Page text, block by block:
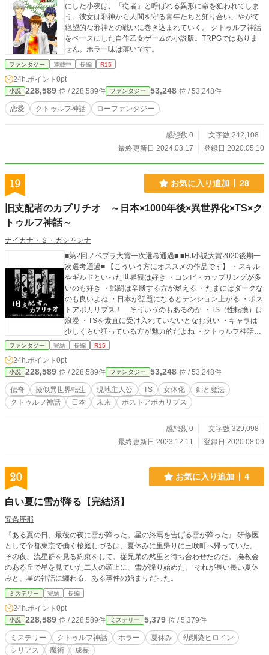
にした小夜は、「従者」と呼ばれる異形に命を狙われてしま
う。彼女は邪神から人間を守る青年たちと知り合い、やがて
絶望的な邪神との戦いに巻き込まれていく。 クトゥルフ神話
をベースにした自作乙女ゲームの小説版。TRPGではありま
せん。ホラー味は薄いです。
ファンタジー 連載中 長編 R15
24h.ポイント 0pt
小説 228,589 位 / 228,589件 ファンタジー 53,248 位 / 53,248件
恋愛 クトゥルフ神話 ローファンタジー
感想数 0
文字数 242,108
最終更新日 2024.03.17
登録日 2020.05.10
19 お気に入り追加 28
旧支配者のカプリチオ ～日本×1000年後×異世界化×TS×ク
トゥルフ神話～
ナイカナ・Ｓ・ガシャンナ
■第2回ノベプラ大賞一次選考通過■ ■HJ小説大賞2020後期一
次選考通過■ 【こういう方にオススメの作品です】 ・スキル
やギルドといった世界観は好き ・コンビ・カップリングが多
いのも好き ・戦闘は辛勝する方が燃える ・たまにはダークな
のも良いよね ・日本が話題になるとテンション上がる ・ポス
トアポカリプス！ そういうのもあるのか ・TS（性転換）は
浪漫 ・TSを素直に受け入れていないとなお良い ・キャラは
少しくらい狂っている方が魅力的だよね ・クトゥルフ神話に
興味がある 【以下ちょっとだけ真面目なあらすじ】 西暦二〇
た。 それから一〇〇〇年後、世界は剣と魔法の異世界と化し
ていた。 主人公は二十一世紀の人間、二十九歳の会社員だ。
彼はある神秘により一〇〇〇年間も生き続け、紆余曲折を経
て鬼娘に憑依した。 主人公は幾人もの狂人達と出会い、ドン
引きしながらも、徐々に自らの立ち位置を確立していく。 ―
で、自らの価値を見つける話である。 ※クトゥルフ神話とは
言いましたが、知識ゼロでも問題なく読めます。 ※2021年9
掲載しています。 ※この物語は法律・法令に反する行為を容
認・推奨するものではありません。
ファンタジー 完結 長編 R15
24h.ポイント 0pt
小説 228,589 位 / 228,589件 ファンタジー 53,248 位 / 53,248件
伝奇 擬似異世界転生 現地主人公 TS 女体化
剣と魔法
クトゥルフ神話
日本 未来 ポストアポカリプス
感想数 0
文字数 329,098
最終更新日 2023.12.11
登録日 2020.08.09
20 お気に入り追加 4
白い夏に雪が降る【完結済】
安条序那
『ある夏の日、最後の夜に雪が降った。星の終焉を告げる雪が降った』 研修医
として帝都東京で働く桜庭しづるは、夏休みに里帰りに三咲町へ帰っていた。
その夜、流星群を見る約束をして、従兄弟の悠里と待ち合わせたのだ。 廃教会
のある丘で星を見ていた二人の頭上に、雪が降り始めた。 それが長い長い夏休
みと、星の神話に纏わる、ある事件の始まりだった。
ミステリー 完結 長編
24h.ポイント 0pt
小説 228,589 位 / 228,589件 ミステリー 5,379 位 / 5,379件
ミステリー クトゥルフ神話 ホラー 夏休み
幼馴染ヒロイン
シリアス
魔術 成長